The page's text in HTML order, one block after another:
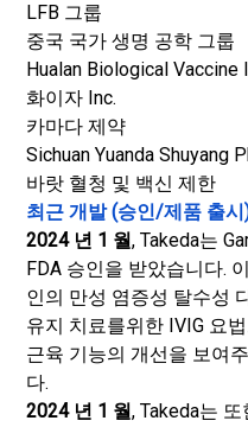
LFB 그룹
중국 국가 생명 공학 그룹
Hualan Biological Vaccine
화이자 Inc.
카마다 제약
Sichuan Yuanda Shuyang
바랏 혈청 및 백신 제한
최근 개발 (승인/제품 출시
2024 년 1 월, Takeda는
FDA 승인을 받았습니다.
인의 만성 염증성 탈수성
유지 치료를위한 IVIG 요
근육 기능의 개선을 보여
다.
2024 년 1 월, Takeda는